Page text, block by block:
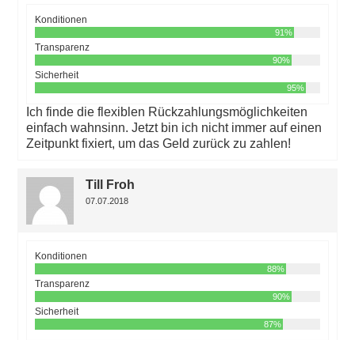
Konditionen
91%
Transparenz
90%
Sicherheit
95%
Ich finde die flexiblen Rückzahlungsmöglichkeiten
einfach wahnsinn. Jetzt bin ich nicht immer auf einen
Zeitpunkt fixiert, um das Geld zurück zu zahlen!
Till Froh
07.07.2018
Konditionen
88%
Transparenz
90%
Sicherheit
87%